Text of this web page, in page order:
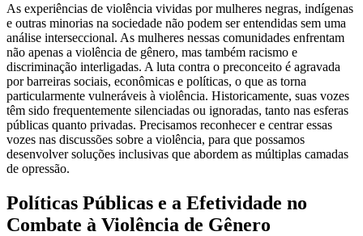
As experiências de violência vividas por mulheres negras, indígenas
e outras minorias na sociedade não podem ser entendidas sem uma
análise interseccional. As mulheres nessas comunidades enfrentam
não apenas a violência de gênero, mas também racismo e
discriminação interligadas. A luta contra o preconceito é agravada
por barreiras sociais, econômicas e políticas, o que as torna
particularmente vulneráveis à violência. Historicamente, suas vozes
têm sido frequentemente silenciadas ou ignoradas, tanto nas esferas
públicas quanto privadas. Precisamos reconhecer e centrar essas
vozes nas discussões sobre a violência, para que possamos
desenvolver soluções inclusivas que abordem as múltiplas camadas
de opressão.
Políticas Públicas e a Efetividade no
Combate à Violência de Gênero